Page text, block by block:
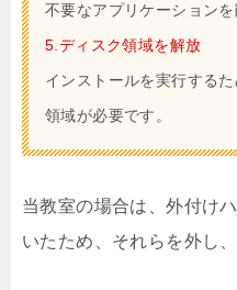
不要なアプリケーション
5.ディスク領域を解放
インストールを実行する
領域が必要です。
当教室の場合は、外付け
いたため、それらを外し